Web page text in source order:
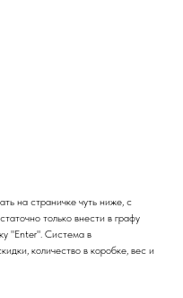
на страничке чуть ниже, с
только внести в графу
"Enter". Система в
количество в коробке, вес и